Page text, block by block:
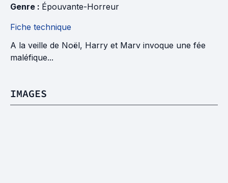
Genre : Épouvante-Horreur
Fiche technique
A la veille de Noël, Harry et Marv invoque une fée
maléfique...
IMAGES